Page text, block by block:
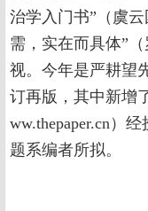
治学入门书”（虞
需，实在而具体”
视。今年是严耕望
订再版，其中新增
ww.thepaper.cn）
题系编者所拟。